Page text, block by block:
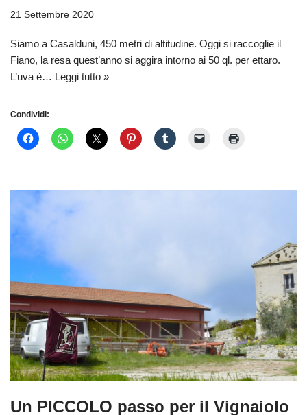
21 Settembre 2020
Siamo a Casalduni, 450 metri di altitudine. Oggi si raccoglie il
Fiano, la resa quest’anno si aggira intorno ai 50 ql. per ettaro.
L’uva è… Leggi tutto »
Condividi:
Un PICCOLO passo per il Vignaiolo